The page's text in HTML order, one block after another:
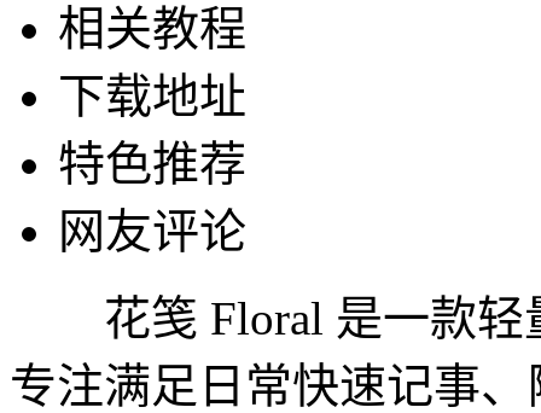
相关教程
下载地址
特色推荐
网友评论
花笺 Floral 是一款轻
专注满足日常快速记事